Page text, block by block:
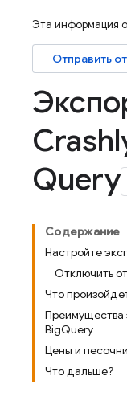
Эта информация
Отправить
Query
Содержание
Настройте
Отключить
Что
Преимущества
BigQuery
Цены и
Что дальше?